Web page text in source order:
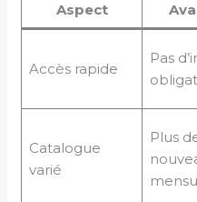
Aspect
Accès rapide
Pas
Catalogue
varié
Plus